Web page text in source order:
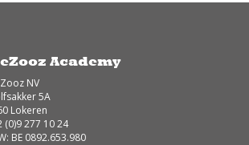
Academy
NV
5A
Lokeren
(0)9 277 10 24
BE 0892.653.980